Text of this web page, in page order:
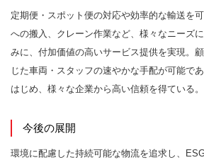
定期便・スポット便の対応や効率的な輸送を
への搬入、クレーン作業など、様々なニーズ
みに、付加価値の高いサービス提供を実現。
じた車両・スタッフの速やかな手配が可能で
はじめ、様々な企業から高い信頼を得ている。
今後の展開
環境に配慮した持続可能な物流を追求し、